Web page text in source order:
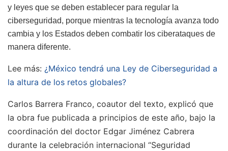
y leyes que se deben establecer para regular la
ciberseguridad, porque mientras la tecnología avanza todo
cambia y los Estados deben combatir los ciberataques de
manera diferente.
Lee más: ¿México tendrá una Ley de Ciberseguridad a
la altura de los retos globales?
Carlos Barrera Franco, coautor del texto, explicó que
la obra fue publicada a principios de este año, bajo la
coordinación del doctor Edgar Jiménez Cabrera
durante la celebración internacional “Seguridad